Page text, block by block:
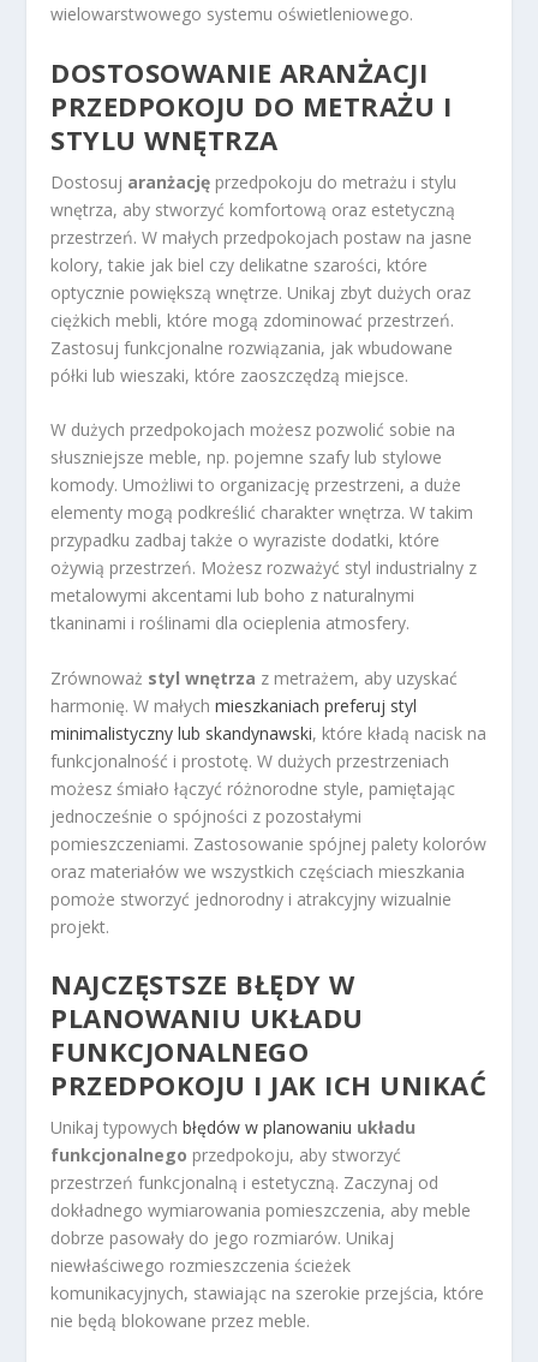
wielowarstwowego systemu oświetleniowego.
DOSTOSOWANIE ARANŻACJI
PRZEDPOKOJU DO METRAŻU I
STYLU WNĘTRZA
Dostosuj aranżację przedpokoju do metrażu i stylu
wnętrza, aby stworzyć komfortową oraz estetyczną
przestrzeń. W małych przedpokojach postaw na jasne
kolory, takie jak biel czy delikatne szarości, które
optycznie powiększą wnętrze. Unikaj zbyt dużych oraz
ciężkich mebli, które mogą zdominować przestrzeń.
Zastosuj funkcjonalne rozwiązania, jak wbudowane
półki lub wieszaki, które zaoszczędzą miejsce.
W dużych przedpokojach możesz pozwolić sobie na
słuszniejsze meble, np. pojemne szafy lub stylowe
komody. Umożliwi to organizację przestrzeni, a duże
elementy mogą podkreślić charakter wnętrza. W takim
przypadku zadbaj także o wyraziste dodatki, które
ożywią przestrzeń. Możesz rozważyć styl industrialny z
metalowymi akcentami lub boho z naturalnymi
tkaninami i roślinami dla ocieplenia atmosfery.
Zrównoważ styl wnętrza z metrażem, aby uzyskać
harmonię. W małychmieszkaniach preferuj styl
minimalistyczny lub skandynawski, które kładą nacisk na
funkcjonalność i prostotę. W dużych przestrzeniach
możesz śmiało łączyć różnorodne style, pamiętając
jednocześnie o spójności z pozostałymi
pomieszczeniami. Zastosowanie spójnej palety kolorów
oraz materiałów we wszystkich częściach mieszkania
pomoże stworzyć jednorodny i atrakcyjny wizualnie
projekt.
NAJCZĘSTSZE BŁĘDY W
PLANOWANIU UKŁADU
FUNKCJONALNEGO
PRZEDPOKOJU I JAK ICH UNIKAĆ
Unikaj typowychbłędów w planowaniu układu
funkcjonalnego przedpokoju, aby stworzyć
przestrzeń funkcjonalną i estetyczną. Zaczynaj od
dokładnego wymiarowania pomieszczenia, aby meble
dobrze pasowały do jego rozmiarów. Unikaj
niewłaściwego rozmieszczenia ścieżek
komunikacyjnych, stawiając na szerokie przejścia, które
nie będą blokowane przez meble.